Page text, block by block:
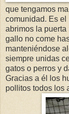
que tengamos
comunidad. Es
abrimos la
gallo no come
manteniéndose
siempre unidas
gatos o perros y
Gracias a él los
pollitos todos los